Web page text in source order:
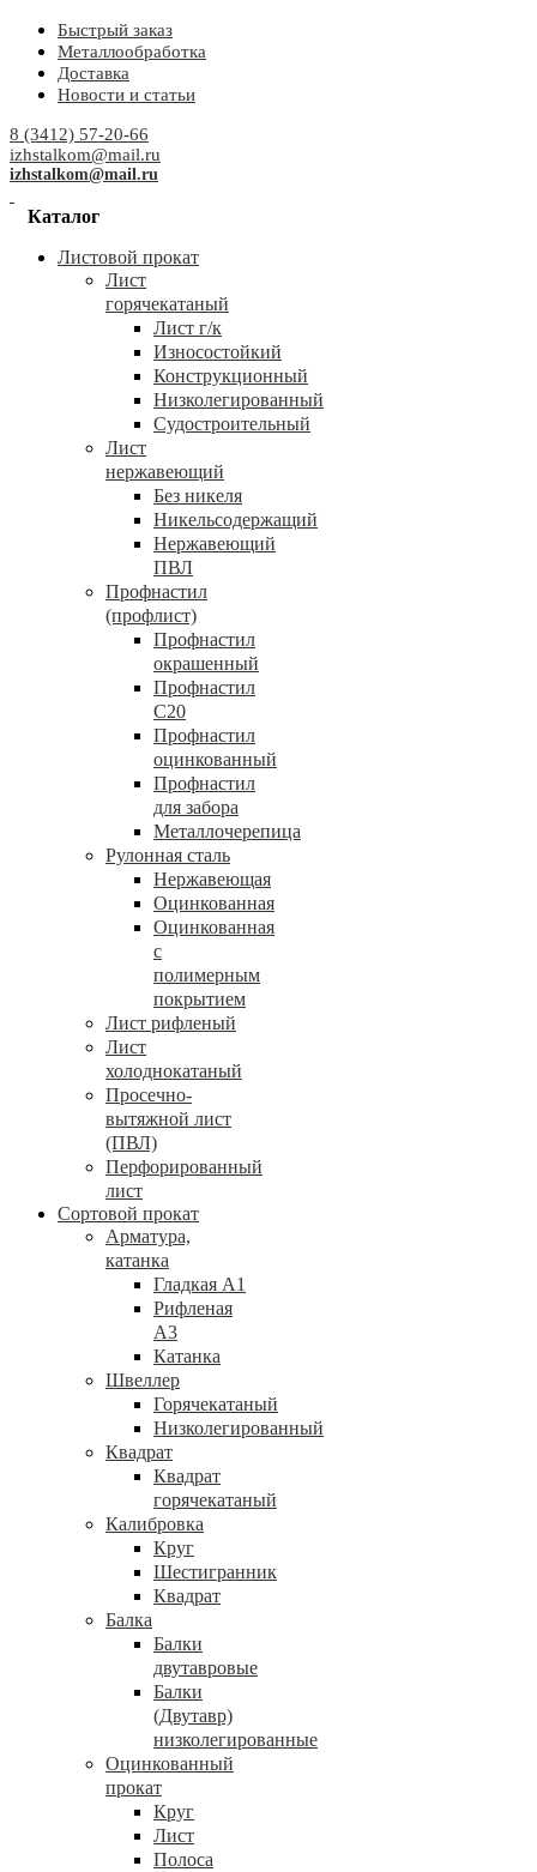
Быстрый заказ
Металлообработка
Доставка
Новости и статьи
8 (3412) 57-20-66
izhstalkom@mail.ru
izhstalkom@mail.ru
Каталог
Листовой прокат
Лист
горячекатаный
Лист г/к
Износостойкий
Конструкционный
Низколегированный
Судостроительный
Лист
нержавеющий
Без никеля
Никельсодержащий
Нержавеющий
ПВЛ
Профнастил
(профлист)
Профнастил
окрашенный
Профнастил
С20
Профнастил
оцинкованный
Профнастил
для забора
Металлочерепица
Рулонная сталь
Нержавеющая
Оцинкованная
Оцинкованная
с
полимерным
покрытием
Лист рифленый
Лист
холоднокатаный
Просечно-
вытяжной лист
(ПВЛ)
Перфорированный
лист
Сортовой прокат
Арматура,
катанка
Гладкая А1
Рифленая
А3
Катанка
Швеллер
Горячекатаный
Низколегированный
Квадрат
Квадрат
горячекатаный
Калибровка
Круг
Шестигранник
Квадрат
Балка
Балки
двутавровые
Балки
(Двутавр)
низколегированные
Оцинкованный
прокат
Круг
Лист
Полоса